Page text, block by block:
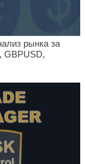
рынка за
GBPUSD,